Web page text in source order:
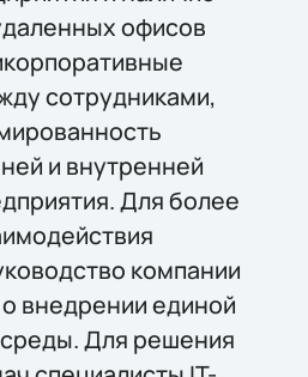
офисов
сотрудниками,
и внутренней
Для более
компании
внедрении единой
Для решения